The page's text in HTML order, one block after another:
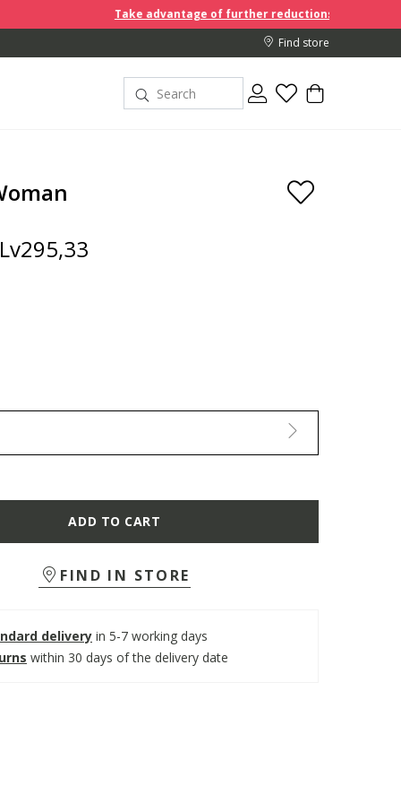
Take advantage of further reductions and start shopping!
Find store
ADD TO CART
FIND IN STORE
delivery in 5-7 working days
within 30 days of the delivery date